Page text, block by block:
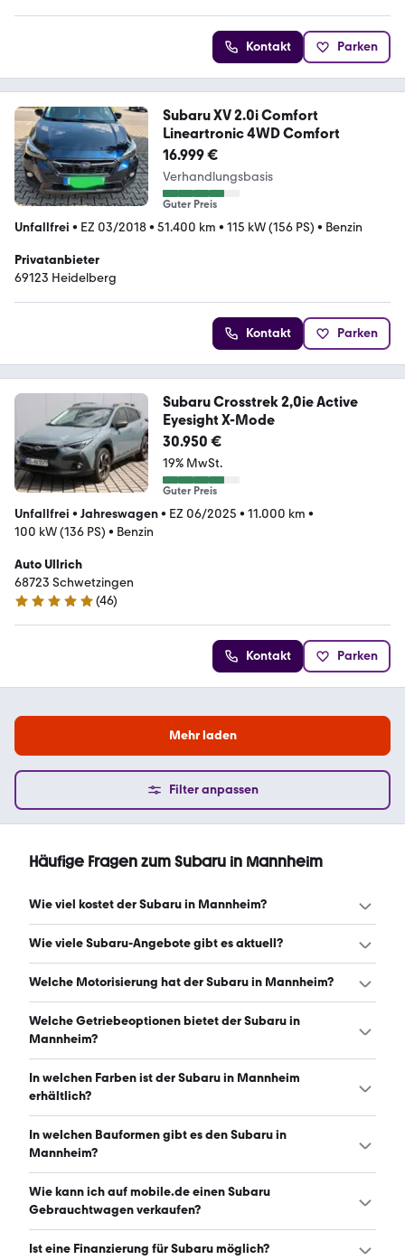
Kontakt Parken
Subaru XV 2.0i Comfort
Lineartronic 4WD Comfort
16.999 €
Verhandlungsbasis
Guter Preis
Unfallfrei • EZ 03/2018• 51.400 km • 115 kW (156 PS) • Benzin
Privatanbieter
69123 Heidelberg
Kontakt Parken
Subaru Crosstrek 2,0ie Active
Eyesight X-Mode
30.950 €
19% MwSt.
Guter Preis
Unfallfrei • Jahreswagen• EZ 06/2025 • 11.000 km •
100 kW (136 PS) • Benzin
Auto Ullrich
68723 Schwetzingen
5 Sterne
(46)
Kontakt Parken
Mehr laden
Filter anpassen
Häufige Fragen zum Subaru in Mannheim
Wie viel kostet der Subaru in Mannheim?
Ein guter Preis für einen Subaru in Mannheim liegt
Wie viele Subaru-Angebote gibt es aktuell?
Es gibt insgesamt 55 Subaru bei mobile.de, davon 44
Welche Motorisierung hat der Subaru in Mannheim?
Der Subaru in Mannheim hat Leistungen zwischen 114
und 231 PS. (Stand: 7.8.2026)
Welche Getriebeoptionen bietet der Subaru in
Mannheim?
Der Subaru in Mannheim ist mit automatischem und
manuellem Getriebe erhältlich. (Stand: 7.8.2026)
In welchen Farben ist der Subaru in Mannheim
erhältlich?
Den Subaru in Mannheim gibt es in folgenden Farben:
schwarz, grau, blau, grün, weiß, silber, gold und rot. Die
In welchen Bauformen gibt es den Subaru in
Mannheim?
Den Subaru in Mannheim gibt es in folgenden Bauformen:
SUV. (Stand: 7.8.2026)
Wie kann ich auf mobile.de einen Subaru
Gebrauchtwagen verkaufen?
Alle Informationen zum Verkauf an mobile.de-
Ist eine Finanzierung für Subaru möglich?